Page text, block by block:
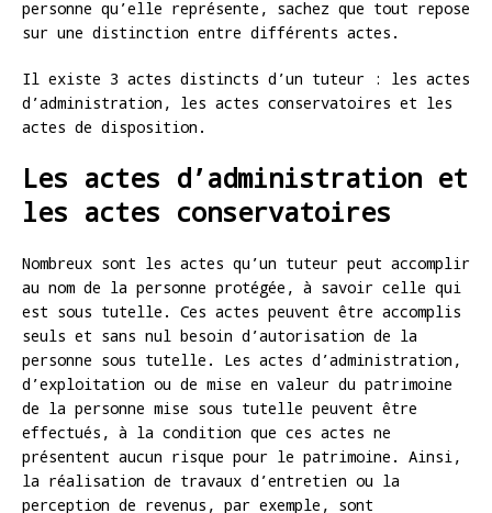
personne qu’elle représente, sachez que tout repose
sur une distinction entre différents actes.
Il existe 3 actes distincts d’un tuteur : les actes
d’administration, les actes conservatoires et les
actes de disposition.
Les actes d’administration et
les actes conservatoires
Nombreux sont les actes qu’un tuteur peut accomplir
au nom de la personne protégée, à savoir celle qui
est sous tutelle. Ces actes peuvent être accomplis
seuls et sans nul besoin d’autorisation de la
personne sous tutelle. Les actes d’administration,
d’exploitation ou de mise en valeur du patrimoine
de la personne mise sous tutelle peuvent être
effectués, à la condition que ces actes ne
présentent aucun risque pour le patrimoine. Ainsi,
la réalisation de travaux d’entretien ou la
perception de revenus, par exemple, sont